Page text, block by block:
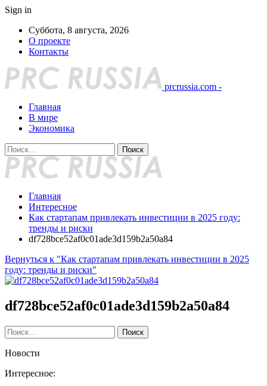
Sign in
Суббота, 8 августа, 2026
О проекте
Контакты
prcrussia.com -
Главная
В мире
Экономика
Главная
Интересное
Как стартапам привлекать инвестиции в 2025 году:
тренды и риски
df728bce52af0c01ade3d159b2a50a84
Вернуться к "Как стартапам привлекать инвестиции в 2025
году: тренды и риски"
df728bce52af0c01ade3d159b2a50a84
Новости
Интересное: